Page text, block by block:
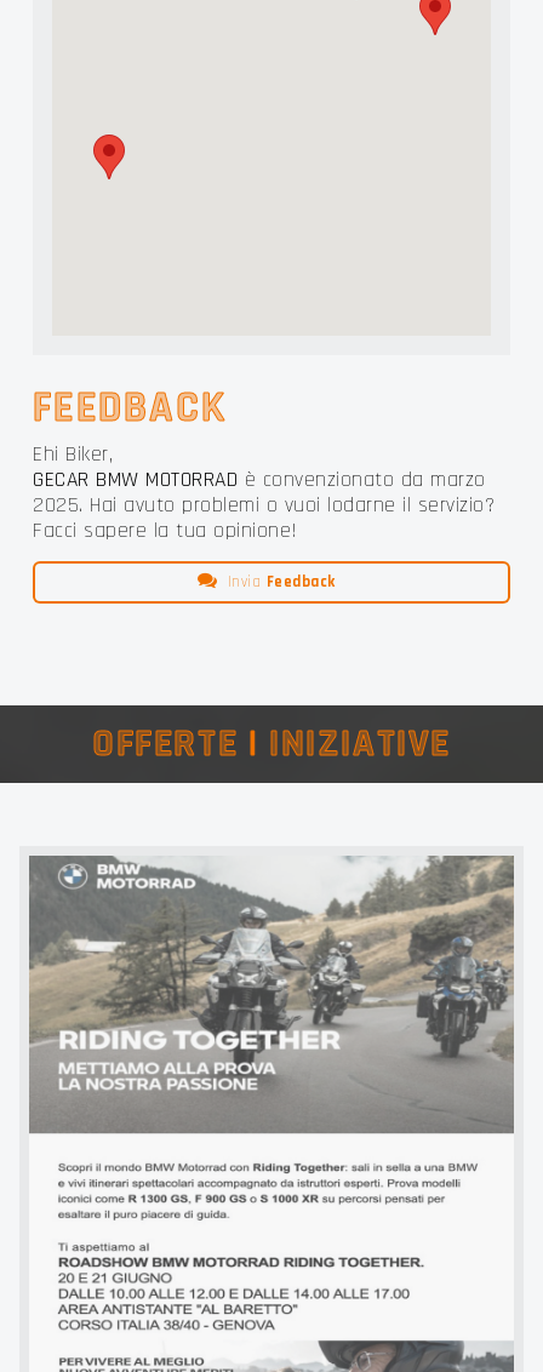
FEEDBACK
Ehi Biker,
GECAR BMW MOTORRAD è convenzionato da marzo
2025. Hai avuto problemi o vuoi lodarne il servizio?
Facci sapere la tua opinione!
Invia Feedback
OFFERTE | INIZIATIVE